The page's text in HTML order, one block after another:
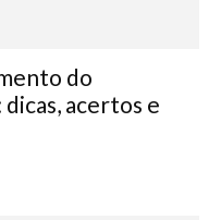
do
acertos e